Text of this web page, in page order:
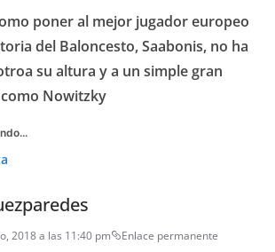
poner al mejor jugador europeo
del Baloncesto, Saabonis, no ha
su altura y a un simple gran
Nowitzky
2018 a las 11:40 pm Enlace permanente